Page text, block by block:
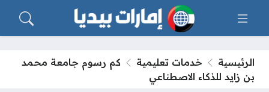
الرئيسية خدمات تعليمية
كم رسوم جامعة محمد
بن زايد للذكاء الاصطناعي